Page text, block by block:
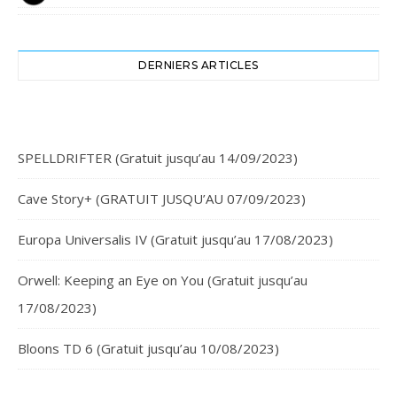
DERNIERS ARTICLES
SPELLDRIFTER (Gratuit jusqu’au 14/09/2023)
Cave Story+ (GRATUIT JUSQU’AU 07/09/2023)
Europa Universalis IV (Gratuit jusqu’au 17/08/2023)
Orwell: Keeping an Eye on You (Gratuit jusqu’au
17/08/2023)
Bloons TD 6 (Gratuit jusqu’au 10/08/2023)